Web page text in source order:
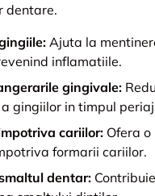
dentare.
Ajuta la
inflamatiile.
gingivale:
gingiilor in timpul
cariilor: Ofera
formarii cariilor.
dentar: